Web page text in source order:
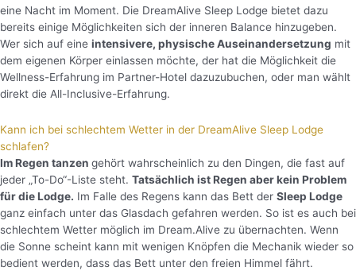
eine Nacht im Moment. Die DreamAlive Sleep Lodge bietet dazu
bereits einige Möglichkeiten sich der inneren Balance hinzugeben.
Wer sich auf eine intensivere, physische Auseinandersetzung mit
dem eigenen Körper einlassen möchte, der hat die Möglichkeit die
Wellness-Erfahrung im Partner-Hotel dazuzubuchen, oder man wählt
direkt die All-Inclusive-Erfahrung.
Kann ich bei schlechtem Wetter in der DreamAlive Sleep Lodge
schlafen?
Im Regen tanzen gehört wahrscheinlich zu den Dingen, die fast auf
jeder „To-Do“-Liste steht. Tatsächlich ist Regen aber kein Problem
für die Lodge. Im Falle des Regens kann das Bett der Sleep Lodge
ganz einfach unter das Glasdach gefahren werden. So ist es auch bei
schlechtem Wetter möglich im Dream.Alive zu übernachten. Wenn
die Sonne scheint kann mit wenigen Knöpfen die Mechanik wieder so
bedient werden, dass das Bett unter den freien Himmel fährt.